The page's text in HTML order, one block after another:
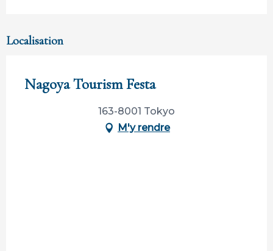
Localisation
Nagoya Tourism Festa
163-8001 Tokyo
M'y rendre